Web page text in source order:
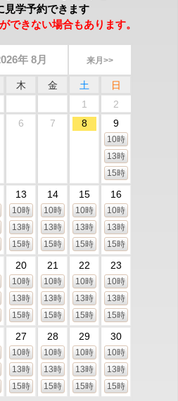
見学予約できます
できない場合もあります。
年 8月 来月>>
木 金 土
日
1
2
6 7 8 9
10時
13時
15時
13
10時
13時
15時
14
10時
13時
15時
15
10時
13時
15時
16
10時
13時
15時
20
10時
13時
15時
21
10時
13時
15時
22
10時
13時
15時
23
10時
13時
15時
27
10時
13時
15時
28
10時
13時
15時
29
10時
13時
15時
30
10時
13時
15時